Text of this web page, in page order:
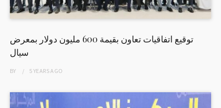
توقيع اتفاقيات تعاون بقيمة 600 مليون دولار بمعرض
سيال
BY 5 YEARSAGO